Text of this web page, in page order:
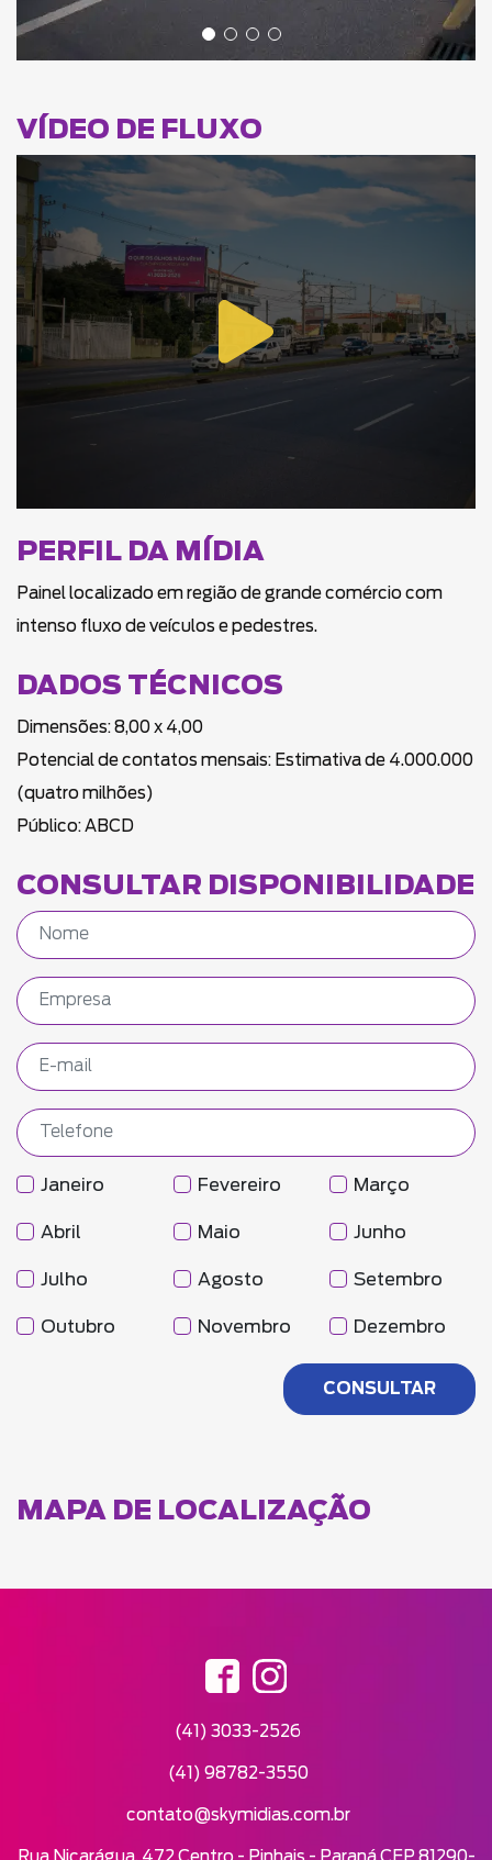
VÍDEO DE FLUXO
PERFIL DA MÍDIA
Painel localizado em região de grande comércio com
intenso fluxo de veículos e pedestres.
DADOS TÉCNICOS
Dimensões: 8,00 x 4,00
Potencial de contatos mensais: Estimativa de 4.000.000
(quatro milhões)
Público: ABCD
CONSULTAR DISPONIBILIDADE
Janeiro Fevereiro Março
Abril Maio Junho
Julho Agosto Setembro
Outubro Novembro Dezembro
MAPA DE LOCALIZAÇÃO
(41) 3033-2526
(41) 98782-3550
contato@skymidias.com.br
Rua Nicarágua, 472 Centro - Pinhais - Paraná CEP 81290-